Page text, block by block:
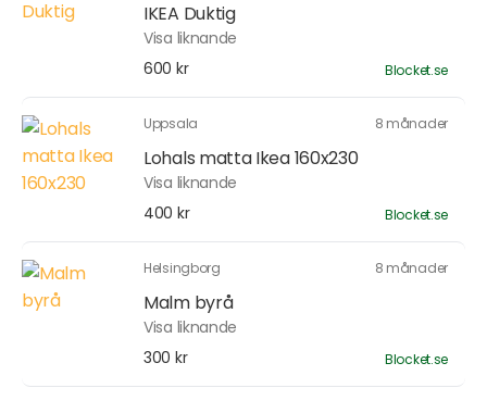
IKEA Duktig
Visa liknande
600 kr
Blocket.se
Uppsala 8 månader
Lohals matta Ikea 160x230
Visa liknande
400 kr
Blocket.se
Helsingborg 8 månader
Malm byrå
Visa liknande
300 kr
Blocket.se